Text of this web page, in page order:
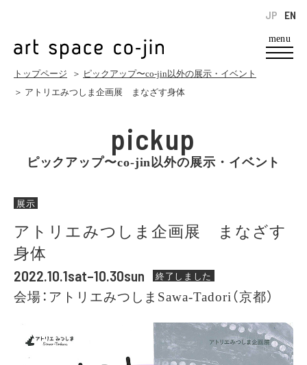
menu
EN
JP
トップページ ＞ ピックアップ〜co-jin以外の展示・イベント
＞ アトリエみつしま企画展 まなざす身体
pickup
ピックアップ〜co-jin以外の展示・イベント
展示
アトリエみつしま企画展 まなざす
身体
2022.10.1sat–10.30sun 終了しました
会場：アトリエみつしまSawa-Tadori（京都）